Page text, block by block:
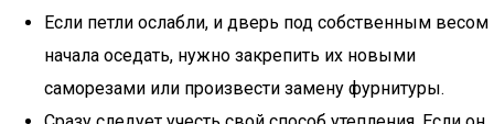
Если петли ослабли, и дверь под собственным весом
начала оседать, нужно закрепить их новыми
саморезами или произвести замену фурнитуры.